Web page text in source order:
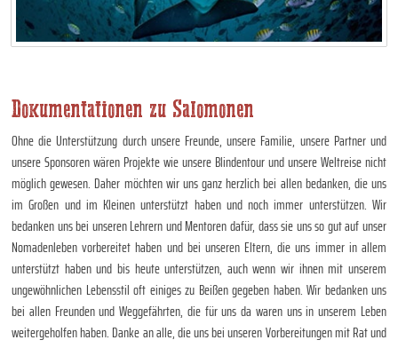
Dokumentationen zu Salomonen
Ohne die Unterstützung durch unsere Freunde, unsere Familie, unsere Partner und
unsere Sponsoren wären Projekte wie unsere Blindentour und unsere Weltreise nicht
möglich gewesen. Daher möchten wir uns ganz herzlich bei allen bedanken, die uns
im Großen und im Kleinen unterstützt haben und noch immer unterstützen. Wir
bedanken uns bei unseren Lehrern und Mentoren dafür, dass sie uns so gut auf unser
Nomadenleben vorbereitet haben und bei unseren Eltern, die uns immer in allem
unterstützt haben und bis heute unterstützen, auch wenn wir ihnen mit unserem
ungewöhnlichen Lebensstil oft einiges zu Beißen gegeben haben. Wir bedanken uns
bei allen Freunden und Weggefährten, die für uns da waren uns in unserem Leben
weitergeholfen haben. Danke an alle, die uns bei unseren Vorbereitungen mit Rat und